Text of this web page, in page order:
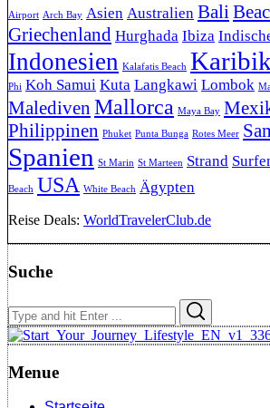
Airport Arch Bay Asien Australien Bali
Griechenland Hurghada Ibiza
Indonesien Kalafatis Beach
Phi Koh Samui Kuta Langkawi Lombok
Malediven Mallorca Maya Bay
Philippinen Phuket Punta Bunga Rotes Meer
Spanien St Marin St Marteen Strand
Beach USA White Beach Ägypten
Reise Deals: WorldTravelerClub.de
Suche
Search
for:
Menue